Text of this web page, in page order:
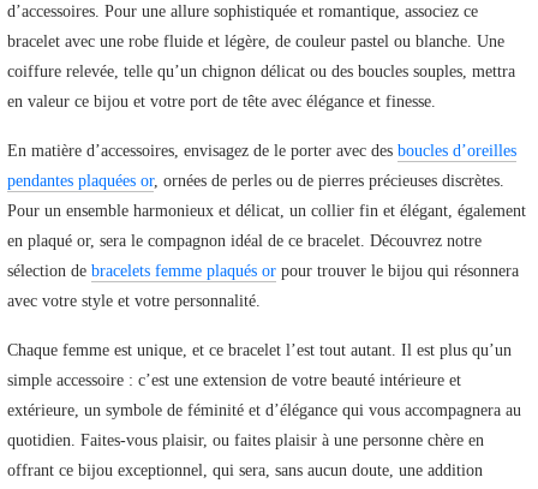
d’accessoires. Pour une allure sophistiquée et romantique, associez ce
bracelet avec une robe fluide et légère, de couleur pastel ou blanche. Une
coiffure relevée, telle qu’un chignon délicat ou des boucles souples, mettra
en valeur ce bijou et votre port de tête avec élégance et finesse.
En matière d’accessoires, envisagez de le porter avec des boucles d’oreilles
pendantes plaquées or, ornées de perles ou de pierres précieuses discrètes.
Pour un ensemble harmonieux et délicat, un collier fin et élégant, également
en plaqué or, sera le compagnon idéal de ce bracelet. Découvrez notre
sélection de bracelets femme plaqués or pour trouver le bijou qui résonnera
avec votre style et votre personnalité.
Chaque femme est unique, et ce bracelet l’est tout autant. Il est plus qu’un
simple accessoire : c’est une extension de votre beauté intérieure et
extérieure, un symbole de féminité et d’élégance qui vous accompagnera au
quotidien. Faites-vous plaisir, ou faites plaisir à une personne chère en
offrant ce bijou exceptionnel, qui sera, sans aucun doute, une addition